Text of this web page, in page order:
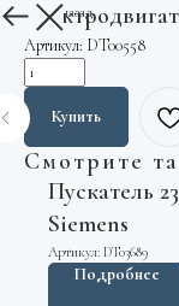
Вернуться назад
Артикул: DT00558
Купить
Смотрите
Пускатель
Siemens
Артикул: DT03689
Подробнее